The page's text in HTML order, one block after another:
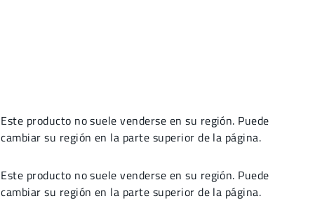
Este producto no suele venderse en su región. Puede
cambiar su región en la parte superior de la página.
Este producto no suele venderse en su región. Puede
cambiar su región en la parte superior de la página.